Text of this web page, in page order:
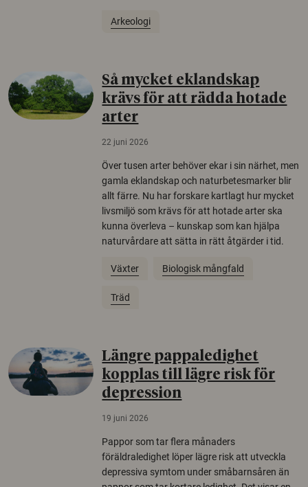
Arkeologi
Så mycket eklandskap
krävs för att rädda hotade
arter
22 juni 2026
Över tusen arter behöver ekar i sin närhet, men
gamla eklandskap och naturbetesmarker blir
allt färre. Nu har forskare kartlagt hur mycket
livsmiljö som krävs för att hotade arter ska
kunna överleva – kunskap som kan hjälpa
naturvårdare att sätta in rätt åtgärder i tid.
Växter Biologisk mångfald
Träd
Längre pappaledighet
kopplas till lägre risk för
depression
19 juni 2026
Pappor som tar flera månaders
föräldraledighet löper lägre risk att utveckla
depressiva symtom under småbarnsåren än